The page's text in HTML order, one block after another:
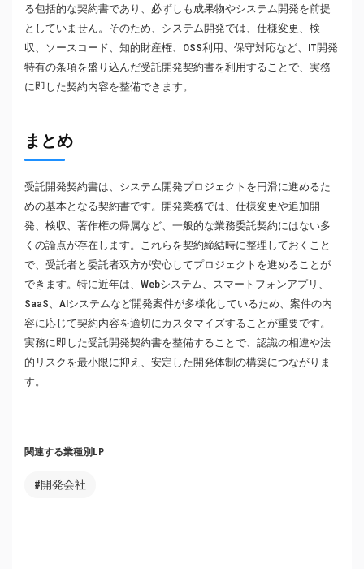
る包括的な契約書であり、必ずしも成果物やシステム開発を前提
としていません。そのため、システム開発では、仕様変更、検
収、ソースコード、知的財産権、OSS利用、保守対応など、IT開発
特有の条項を盛り込んだ受託開発契約書を利用することで、実務
に即した契約内容を整備できます。
まとめ
受託開発契約書は、システム開発プロジェクトを円滑に進めるた
めの基本となる契約書です。開発業務では、仕様変更や追加開
発、検収、著作権の帰属など、一般的な業務委託契約にはない多
くの論点が存在します。これらを契約締結時に整理しておくこと
で、受託者と委託者双方が安心してプロジェクトを進めることが
できます。特に近年は、Webシステム、スマートフォンアプリ、
SaaS、AIシステムなど開発案件が多様化しているため、案件の内
容に応じて契約内容を適切にカスタマイズすることが重要です。
実務に即した受託開発契約書を整備することで、認識の相違や法
的リスクを最小限に抑え、安定した開発体制の構築につながりま
す。
関連する業種別LP
#開発会社